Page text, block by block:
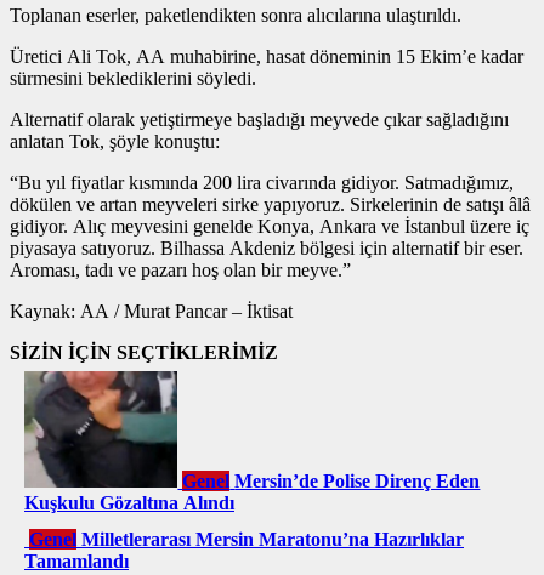
Toplanan eserler, paketlendikten sonra alıcılarına ulaştırıldı.
Üretici Ali Tok, AA muhabirine, hasat döneminin 15 Ekim’e kadar
sürmesini beklediklerini söyledi.
Alternatif olarak yetiştirmeye başladığı meyvede çıkar sağladığını
anlatan Tok, şöyle konuştu:
“Bu yıl fiyatlar kısmında 200 lira civarında gidiyor. Satmadığımız,
dökülen ve artan meyveleri sirke yapıyoruz. Sirkelerinin de satışı âlâ
gidiyor. Alıç meyvesini genelde Konya, Ankara ve İstanbul üzere iç
piyasaya satıyoruz. Bilhassa Akdeniz bölgesi için alternatif bir eser.
Aroması, tadı ve pazarı hoş olan bir meyve.”
Kaynak: AA / Murat Pancar – İktisat
SİZİN İÇİN SEÇTİKLERİMİZ
Genel Mersin’de Polise Direnç Eden
Kuşkulu Gözaltına Alındı
Genel Milletlerarası Mersin Maratonu’na Hazırlıklar
Tamamlandı